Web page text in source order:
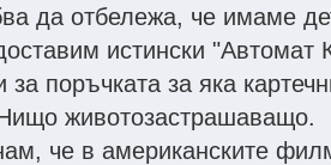
да отбележа, че имаме
истински "Автомат
поръчката за яка
животозастрашаващо.
че в американските